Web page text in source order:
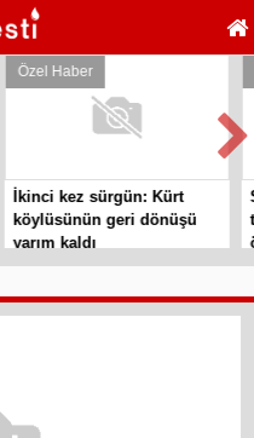
Özel Haber
İkinci kez sürgün: Kürt
köylüsünün geri dönüşü
yarım kaldı